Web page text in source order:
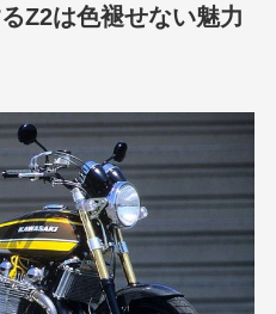
Z2は色褪せない魅力